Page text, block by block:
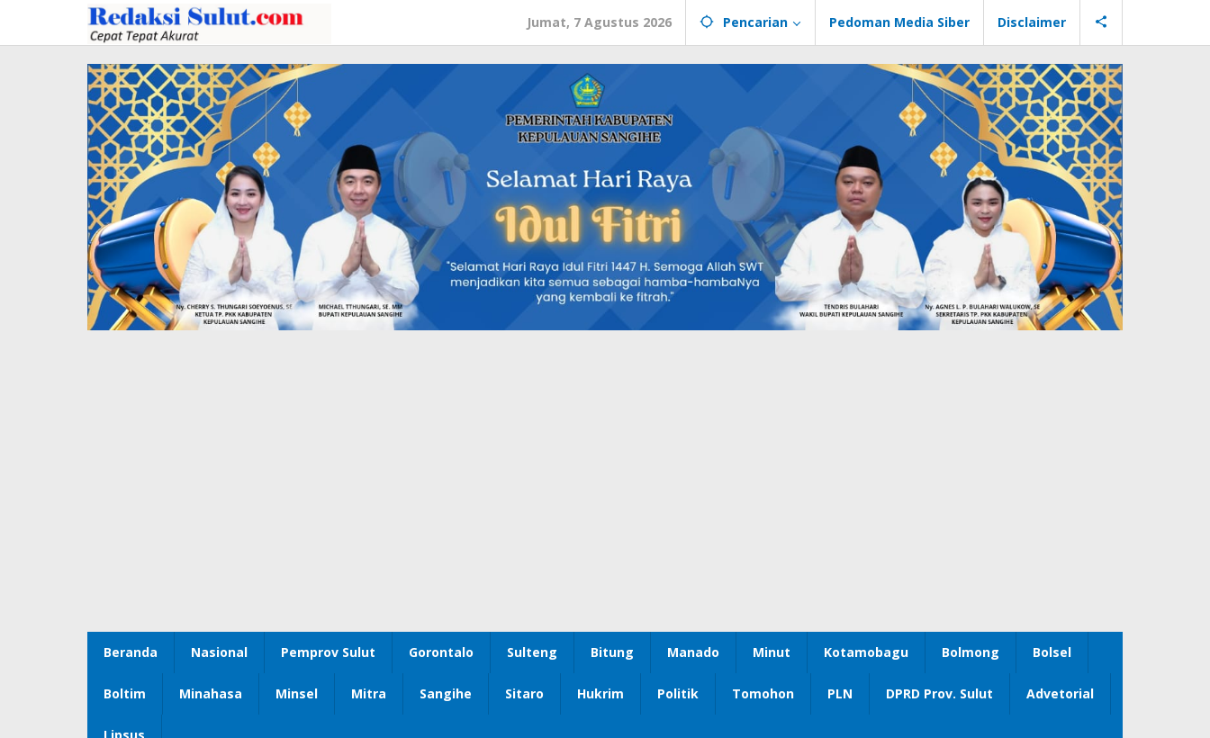
konten
Jumat, 7 Agustus 2026 Pencarian Pedoman Media Siber Disclaimer
Beranda Nasional Pemprov Sulut Gorontalo Sulteng Bitung Manado Minut Kotamobagu Bolmong Bolsel
Boltim Minahasa Minsel Mitra Sangihe Sitaro Hukrim Politik Tomohon PLN DPRD Prov. Sulut Advetorial